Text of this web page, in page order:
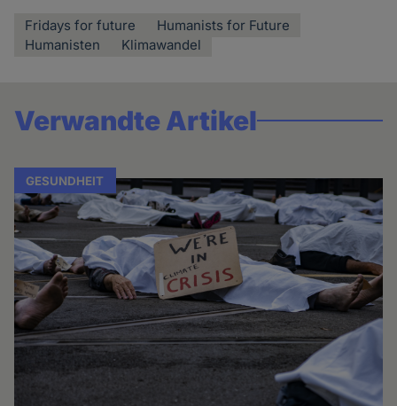
Fridays for future
Humanists for Future
Humanisten
Klimawandel
Verwandte Artikel
GESUNDHEIT